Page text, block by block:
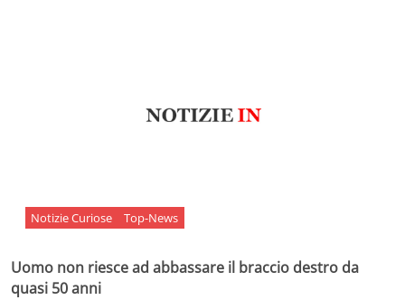
Notizie Curiose Top-News
Uomo non riesce ad abbassare il braccio destro da
quasi 50 anni